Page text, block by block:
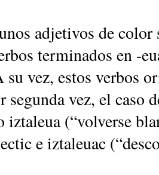
ad­je­ti­vos de
ter­mi­na­dos en -
su vez, es­tos ver­bos
se­gun­da vez, el ca­so
iz­ta­leua (“vol­ver­se
e iz­ta­leuac